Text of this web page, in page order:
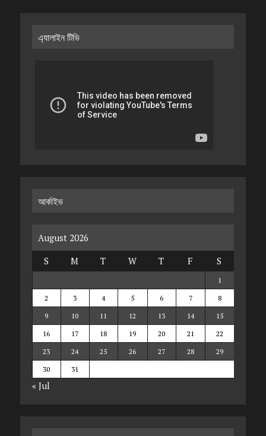
এ্যালাইন টিভি
আর্কাইভ
August 2026
S
M T W T F S
1
2
3 4 5 6 7
8
9
10 11 12 13 14
15
16
17 18 19 20 21
22
23
24 25 26 27 28
29
30
31
« Jul